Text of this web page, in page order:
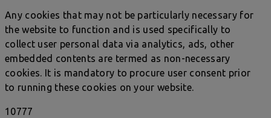
Any cookies that may not be particularly necessary for
the website to function and is used specifically to
collect user personal data via analytics, ads, other
embedded contents are termed as non-necessary
cookies. It is mandatory to procure user consent prior
to running these cookies on your website.
10777